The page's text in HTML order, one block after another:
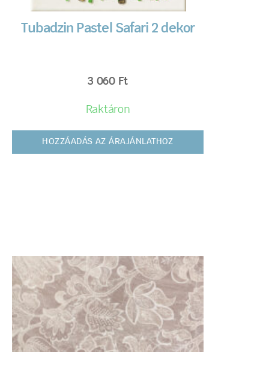
Tubadzin Pastel Safari 2 dekor
3 060 Ft
Raktáron
HOZZÁADÁS AZ ÁRAJÁNLATHOZ